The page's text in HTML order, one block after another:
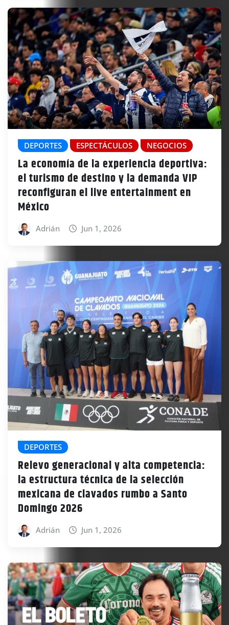
DEPORTES ESPECTÁCULOS NEGOCIOS
La economía de la experiencia deportiva:
el turismo de destino y la demanda VIP
reconfiguran el live entertainment en
México
Adrián Jun 1, 2026
DEPORTES
Relevo generacional y alta competencia:
la estructura técnica de la selección
mexicana de clavados rumbo a Santo
Domingo 2026
Adrián Jun 1, 2026